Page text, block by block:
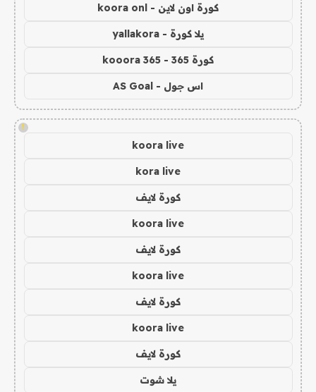
كورة اون لاين - koora onl
يلا كورة - yallakora
كورة 365 - kooora 365
اس جول - AS Goal
!
koora live
kora live
كورة لايف
koora live
كورة لايف
koora live
كورة لايف
koora live
كورة لايف
يلا شوت